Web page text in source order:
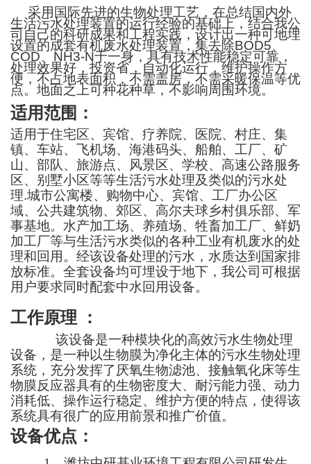
采用国际先进的生物处理工艺，在总结国内外
生活污水处理装置的运行经验的基础上，结合我公
司自己的科研成果和工程实践，设计出一种可地埋
设置的成套有机废水处理装置，集去除BOD5、
COD、 NH3-N于一身，具有技术性能稳定可靠，
处理效果好，投资省，自动化运行，维护操作方
便，不占地表面积，不需盖房，不需采暖保温等优
点。地面之上可种花种草，不影响周围环境。
适用范围：
适用于住宅区、 宾馆、疗养院、医院、村庄、集
镇、车站、飞机场、海港码头、船舶、工厂、矿
山、部队、旅游点、风景区、学校、高速公路服务
区、别墅小区等等生活污水处理及类似的污水处
理.城市公寓楼、购物中心、宾馆、工厂办公区
域、公共建筑物、郊区、高尔夫球乡村俱乐部、军
事基地。 水产加工场、养殖场、牲畜加工厂、鲜奶
加工厂等与生活污水类似的各种工业有机废水的处
理和回用。经该设备处理的污水，水质达到国家排
放标准。 全套设备均可埋设于地下 ， 我公司可根据
用户要求同时配套中水回用设备。
工作原理 ：
该设备是一种模块化的高效污水生物处理
设备，是一种以生物膜为净化主体的污水生物处理
系统，充分发挥了厌氧生物滤池、接触氧化床等生
物膜反应器具有的生物密度大、耐污能力强、动力
消耗低、操作运行稳定、维护方便的特点，使得该
系统具有很广的应用前景和推广价值。
设备优点 ：